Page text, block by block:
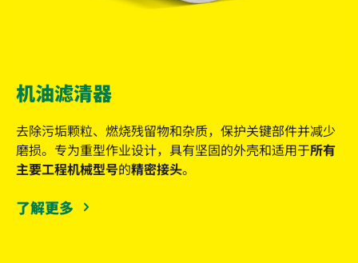
机油滤清器
去除污垢颗粒、燃烧残留物和杂质，保护关键部件并减少
磨损。专为重型作业设计，具有坚固的外壳和适用于所有
主要工程机械型号的精密接头。
了解更多